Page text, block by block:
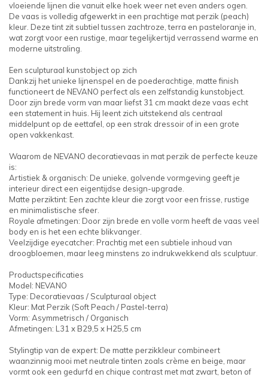
vloeiende lijnen die vanuit elke hoek weer net even anders ogen.
De vaas is volledig afgewerkt in een prachtige mat perzik (peach)
kleur. Deze tint zit subtiel tussen zachtroze, terra en pasteloranje in,
wat zorgt voor een rustige, maar tegelijkertijd verrassend warme en
moderne uitstraling.
Een sculpturaal kunstobject op zich
Dankzij het unieke lijnenspel en de poederachtige, matte finish
functioneert de NEVANO perfect als een zelfstandig kunstobject.
Door zijn brede vorm van maar liefst 31 cm maakt deze vaas echt
een statement in huis. Hij leent zich uitstekend als centraal
middelpunt op de eettafel, op een strak dressoir of in een grote
open vakkenkast.
Waarom de NEVANO decoratievaas in mat perzik de perfecte keuze
is:
Artistiek & organisch: De unieke, golvende vormgeving geeft je
interieur direct een eigentijdse design-upgrade.
Matte perziktint: Een zachte kleur die zorgt voor een frisse, rustige
en minimalistische sfeer.
Royale afmetingen: Door zijn brede en volle vorm heeft de vaas veel
body en is het een echte blikvanger.
Veelzijdige eyecatcher: Prachtig met een subtiele inhoud van
droogbloemen, maar leeg minstens zo indrukwekkend als sculptuur.
Productspecificaties
Model: NEVANO
Type: Decoratievaas / Sculpturaal object
Kleur: Mat Perzik (Soft Peach / Pastel-terra)
Vorm: Asymmetrisch / Organisch
Afmetingen: L31 x B29,5 x H25,5 cm
Stylingtip van de expert: De matte perzikkleur combineert
waanzinnig mooi met neutrale tinten zoals crème en beige, maar
vormt ook een gedurfd en chique contrast met mat zwart, beton of